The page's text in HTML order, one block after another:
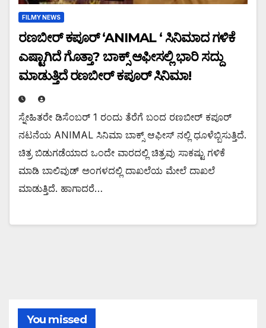
FILMY NEWS
ರಣಬೀರ್ ಕಪೂರ್ ‘ANIMAL ‘ ಸಿನಿಮಾದ ಗಳಿಕೆ
ಎಷ್ಟಾಗಿದೆ ಗೊತ್ತಾ? ಬಾಕ್ಸ್ ಆಫೀಸಲ್ಲಿ ಭಾರಿ ಸದ್ದು
ಮಾಡುತ್ತಿದೆ ರಣಬೀರ್ ಕಪೂರ್ ಸಿನಿಮಾ!
ಸ್ನೇಹಿತರೇ ಡಿಸೆಂಬರ್ 1 ರಂದು ತೆರೆಗೆ ಬಂದ ರಣಬೀರ್ ಕಪೂರ್
ನಟನೆಯ ANIMAL ಸಿನಿಮಾ ಬಾಕ್ಸ್ ಆಫೀಸ್ ನಲ್ಲಿ ಧೂಳೆಬ್ಬಿಸುತ್ತಿದೆ.
ಚಿತ್ರ ಬಿಡುಗಡೆಯಾದ ಒಂದೇ ವಾರದಲ್ಲಿ ಚಿತ್ರವು ಸಾಕಷ್ಟು ಗಳಿಕೆ
ಮಾಡಿ ಬಾಲಿವುಡ್ ಅಂಗಳದಲ್ಲಿ ದಾಖಲೆಯ ಮೇಲೆ ದಾಖಲೆ
ಮಾಡುತ್ತಿದೆ. ಹಾಗಾದರೆ…
You missed